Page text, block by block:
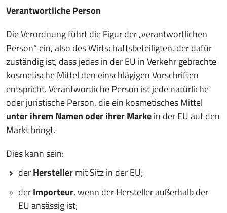
Verantwortliche Person
Die Verordnung führt die Figur der „verantwortlichen
Person“ ein, also des Wirtschaftsbeteiligten, der dafür
zuständig ist, dass jedes in der EU in Verkehr gebrachte
kosmetische Mittel den einschlägigen Vorschriften
entspricht. Verantwortliche Person ist jede natürliche
oder juristische Person, die ein kosmetisches Mittel
unter ihrem Namen oder ihrer Markein der EU auf den
Markt bringt.
Dies kann sein:
derHerstellermit Sitz in der EU;
derImporteur, wenn der Hersteller außerhalb der
EU ansässig ist;